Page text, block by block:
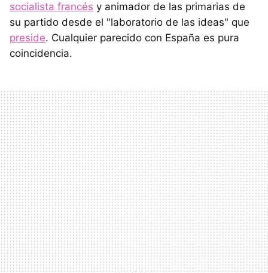
socialista francés y animador de las primarias de
su partido desde el "laboratorio de las ideas" que
preside. Cualquier parecido con España es pura
coincidencia.